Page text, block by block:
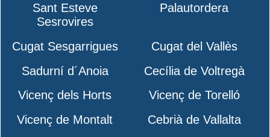
Sant Esteve
Sesrovires
Palautordera
Cugat Sesgarrigues
Cugat del Vallès
Sadurní d´Anoia
Cecília de Voltregà
Vicenç dels Horts
Vicenç de Torelló
Vicenç de Montalt
Cebrià de Vallalta